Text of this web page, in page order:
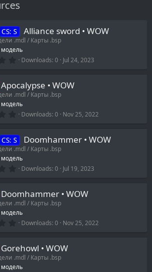
CS: S Alliance sword • WOW
.mdl / Карты .bsp
0
s
t
a
r
Downloads 0 Jul 24, 2023
Apocalypse • WOW
.mdl / Карты .bsp
0
0
s
t
a
r
Downloads 0 Nov 25, 2022
CS: S Doomhammer • WOW
.mdl / Карты .bsp
0
s
t
a
r
Downloads 0 Jul 19, 2023
Doomhammer • WOW
.mdl / Карты .bsp
0
s
t
a
Downloads 0 Nov 25, 2022
Gorehowl • WOW
.mdl / Карты .bsp